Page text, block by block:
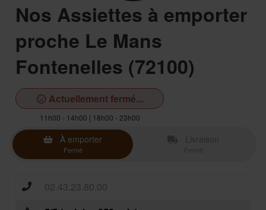
Nos Assiettes à emporter
proche Le Mans
Fontenelles (72100)
Actuellement fermé...
11h00 - 14h00 | 18h00 - 23h00
À emporter
Fermé
02.43.23.80.00